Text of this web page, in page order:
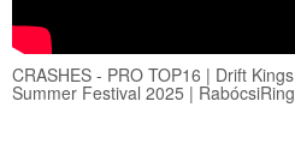
CRASHES - PRO TOP16 | Drift Kings
Summer Festival 2025 | RabócsiRing